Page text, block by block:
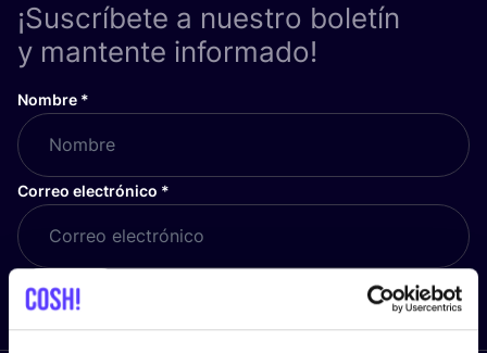
¡Suscríbete a nuestro boletín
y mantente informado!
Nombre *
Correo electrónico *
Enviar